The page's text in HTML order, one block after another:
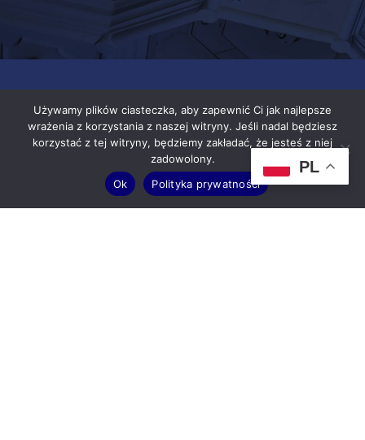
PL
Używamy plików ciasteczka, aby zapewnić Ci jak najlepsze
wrażenia z korzystania z naszej witryny. Jeśli nadal będziesz
korzystać z tej witryny, będziemy zakładać, że jesteś z niej
zadowolony.
Ok
Polityka prywatności